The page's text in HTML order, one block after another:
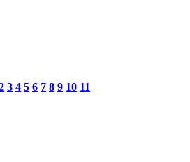
3 4 5 6 7 8 9 10 11